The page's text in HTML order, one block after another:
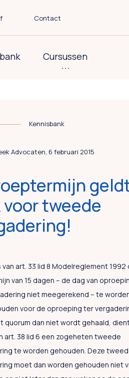
Contact
Cursussen
Kennisbank
Advocaten, 6 februari 2015
voor tweede
van art. 33 lid 8 Modelreglement 1992
van 15 dagen – de dag van
niet meegerekend – te
voor de oproeping ter
quorum dan niet wordt gehaald,
art. 38 lid 6 een zogeheten tweede
te worden gehouden. Deze
moet dan worden gehouden niet